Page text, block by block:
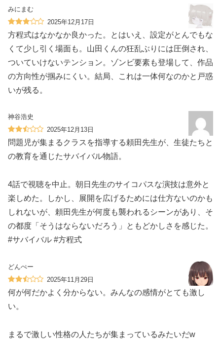
みにまむ
2025年12月17日
方程式はなかなか良かった。とはいえ、設定がとんでもな
くて少し引く場面も。山田くんの狂乱ぶりには圧倒され、
ついていけないテンション。ゾンビ要素も登場して、作品
の方向性が掴みにくい。結局、これは一体何なのかと戸惑
いが残る。
神谷浩史
2025年12月13日
問題児が集まるクラスを指導する頼田先生が、生徒たちと
の教育を通じたサバイバル物語。
4話で視聴を中止。朝日先生のサイコパスな演技は意外と
楽しめた。しかし、展開を広げるためには仕方ないのかも
しれないが、頼田先生が何度も襲われるシーンがあり、そ
の都度「そうはならないだろう」ともどかしさを感じた。
#サバイバル #方程式
どんぺー
2025年11月29日
何が何だかよく分からない。みんなの感情がとても激し
い。
まるで激しい性格の人たちが集まっているみたいだw